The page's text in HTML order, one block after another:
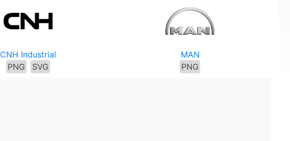
CNH Industrial
PNG
SVG
MAN
PNG